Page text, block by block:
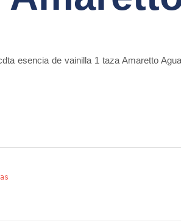
esencia de vainilla 1 taza Amaretto